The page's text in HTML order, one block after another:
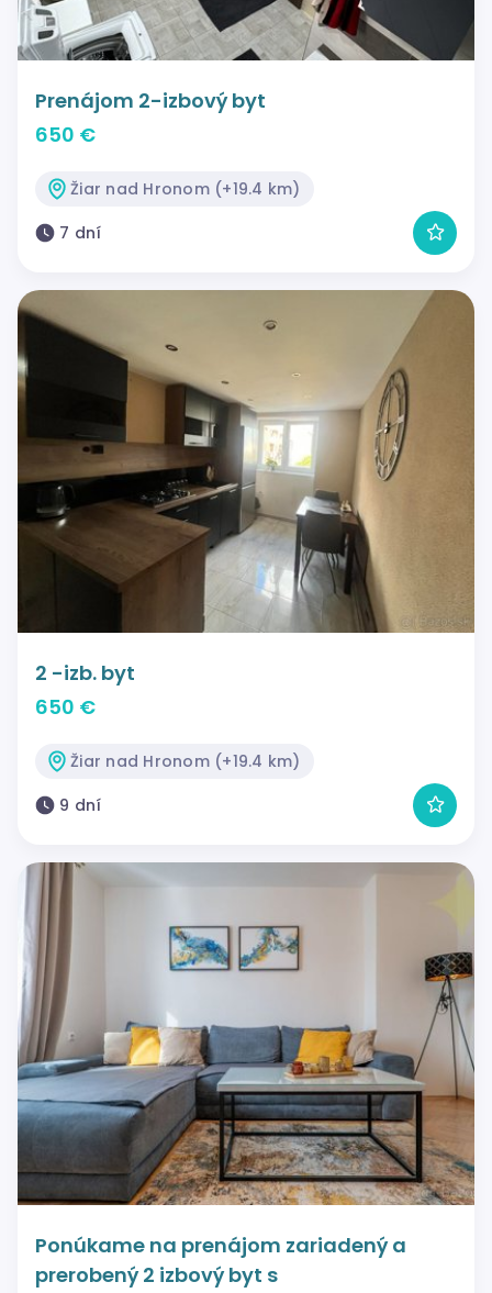
Prenájom 2-izbový byt
650 €
Žiar nad Hronom (+19.4 km)
7 dní
2 -izb. byt
650 €
Žiar nad Hronom (+19.4 km)
9 dní
Ponúkame na prenájom zariadený a
prerobený 2 izbový byt s